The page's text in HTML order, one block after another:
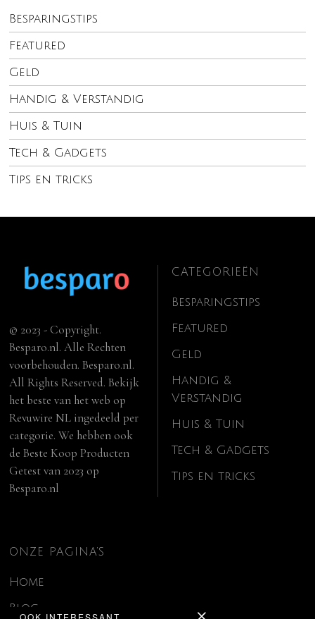
Besparingstips
Featured
Geld
Handig & Verstandig
Huis & Tuin
Tech & Gadgets
Tips en tricks
OOK INTERESSANT
© 2023 - Copyright.
Besparo.nl. Alle Rechten
voorbehouden. Besparo.nl.
All Rights Reserved. Bekijk
het beste van het web op
Revuwire NL ingedeeld per
categorie. We hebben ook
deBeste Koop Producten
Getest van 2023 op
Besparo.nl
CATEGORIEËN
Besparingstips
Featured
Geld
Handig &
Verstandig
Huis & Tuin
Tech & Gadgets
Tips en tricks
ONZE PAGINA’S
Home
Blog